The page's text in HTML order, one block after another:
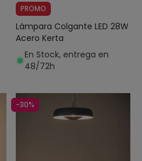
PROMO
Lámpara Colgante LED 28W
Acero Kerta
En Stock, entrega en
48/72h
-30%